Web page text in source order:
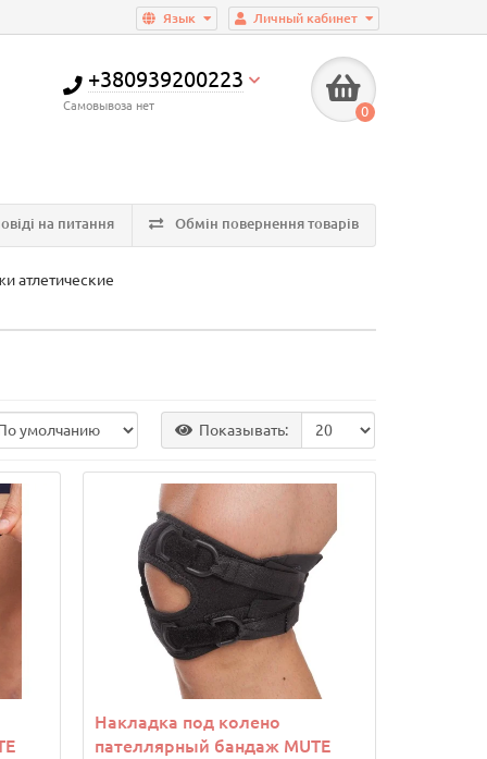
Личный кабинет
Язык
+380939200223
Самовывоза нет 0
на питання Обмін повернення товарів
атлетические
Показывать:
Накладка под колено
пателлярный бандаж MUTE